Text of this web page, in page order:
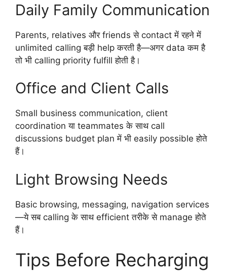
Daily Family Communication
Parents, relatives और friends से contact में रहने में
unlimited calling बड़ी help करती है—अगर data कम है
तो भी calling priority fulfill होती है।
Office and Client Calls
Small business communication, client
coordination या teammates के साथ call
discussions budget plan में भी easily possible होते
हैं।
Light Browsing Needs
Basic browsing, messaging, navigation services
—ये सब calling के साथ efficient तरीके से manage होते
हैं।
Tips Before Recharging